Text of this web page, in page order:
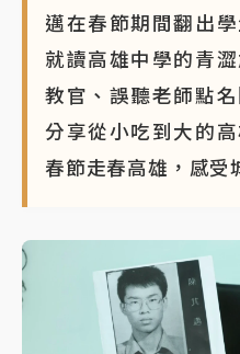
邁在春節期間翻出
就讀高雄中學的青
教官、誤聽老師點
分享從小吃到大的
春節走春高雄，感受